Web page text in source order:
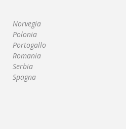
Norvegia
Polonia
Portogallo
Romania
Serbia
Spagna